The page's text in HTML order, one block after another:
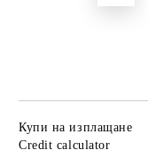
Купи на изплащане
Credit calculator